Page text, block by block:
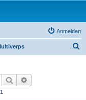
Anmelden
Suche
1